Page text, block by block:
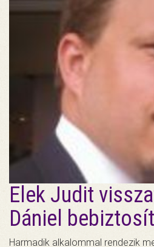
Elek Judit
Dániel
Harmadik alkalommal rendezik